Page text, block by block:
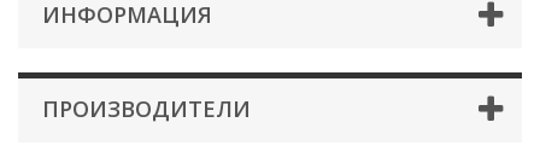
ИНФОРМАЦИЯ
ПРОИЗВОДИТЕЛИ